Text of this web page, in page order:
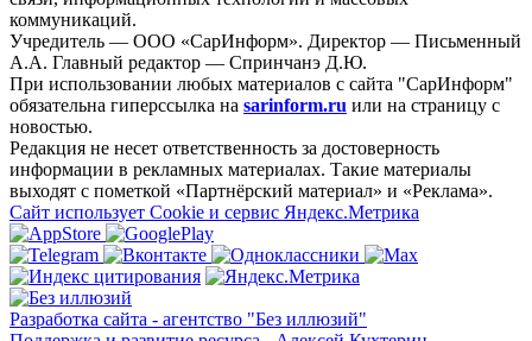
коммуникаций.
Учредитель — ООО «СарИнформ». Директор — Письменный
А.А. Главный редактор — Спринчанэ Д.Ю.
При использовании любых материалов с сайта "СарИнформ"
обязательна гиперссылка на sarinform.ru или на страницу с
новостью.
Редакция не несет ответственность за достоверность
информации в рекламных материалах. Такие материалы
выходят с пометкой «Партнёрский материал» и «Реклама».
Сайт использует Cookie и сервиc Яндекс.Метрика
Разработка сайта - агентство "Без иллюзий"